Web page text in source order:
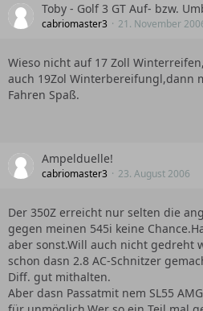
Toby - Golf 3 GT Auf- bzw.
cabriomaster3 21. November
Wieso nicht auf 17 Zoll
auch 19Zol Winterbereifungl,dann
Fahren Spaß.
Ampelduelle!
cabriomaster3 23. August 2006
Der 350Z erreicht nur selten die
gegen meinen 545i keine
aber sonst.Will auch nicht gedreht
schon dasn 2.8 AC-Schnitzer
Diff. gut mithalten.
Aber dasn Passatmit nem SL55